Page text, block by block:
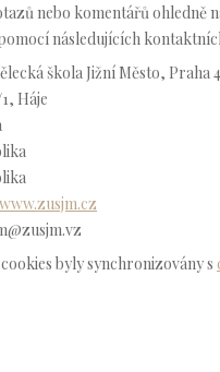
nebo komentářů ohledně
následujících
škola Jižní Město, Praha
Háje
zusjm.vz
byly synchronizovány s